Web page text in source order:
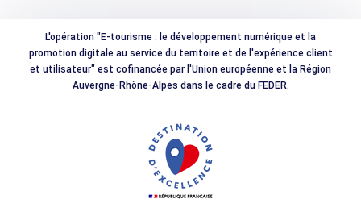
L'opération "E-tourisme : le développement numérique et la
promotion digitale au service du territoire et de l'expérience client
et utilisateur" est cofinancée par l'Union européenne et la Région
Auvergne-Rhône-Alpes dans le cadre du FEDER.